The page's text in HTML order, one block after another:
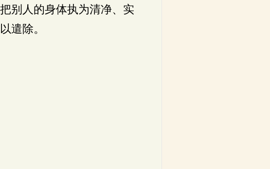
别人的身体执为清净、实
遣除。